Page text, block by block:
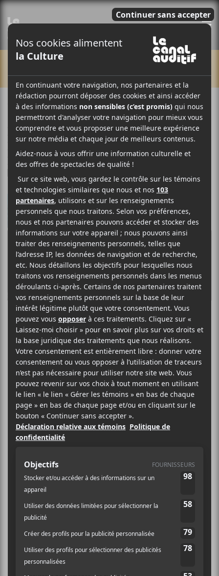
11 DÉCEMBRE 2020
PARLOUIS-PHILIPPE LABRÈCHE
/ FRANCOPHONE
/ HIP HOP / RAP
/ INDIE
/ PUNK/HARDCORE
/ ROCK
A
C
E
B
O
O
K
W
I
T
T
E
R
A
R
T
A
G
E
R
Les EP à LP de
décembre 2020
Sandveiss —Sandveiss Bloody
Sandveiss
Sandveiss
a décidé de faire un EP complet de
reprises deBlack Sabbath. On y retrouve
Hole in the Sky
SabbathetSabbath Bloody Sabbath. Ce sont
des reprises très fidèles aux originales. Par
contre, sur la chansonBlack Sabbath
groupe essaie des arrangements légèrement
différents de l’originale.